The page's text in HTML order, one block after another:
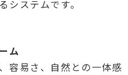
システムです。
ム
容易さ、自然との一体感